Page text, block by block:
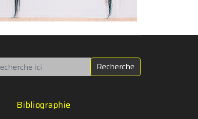
Recherche
Bibliographie